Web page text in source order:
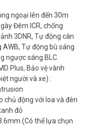
xanh đỏ
ngoại lên đến 30m
Đêm ICR, chống
3DNR, Tự động cân
AWB, Tự động bù sáng
ngược sáng BLC.
Plus, Bảo vệ vành
người và xe) :
chủ động với loa và đèn
đỏ
(Có thể lựa chọn